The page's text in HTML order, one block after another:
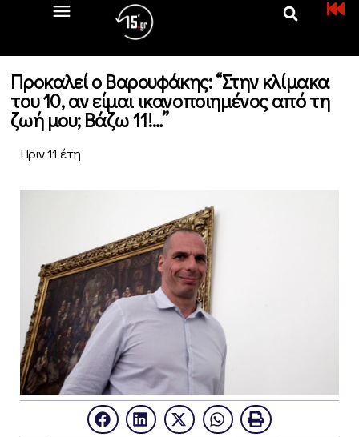
Προκαλεί ο Βαρουφάκης: “Στην κλίμακα
του 10, αν είμαι ικανοποιημένος από τη
ζωή μου; Βάζω 11!…”
Πριν 11 έτη